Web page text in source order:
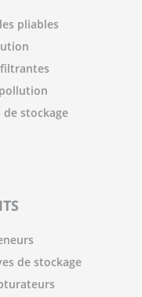
pliables
stockage
de stockage